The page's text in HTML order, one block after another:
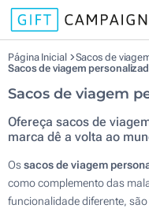
Página Inicial
Sacos de
Sacos de viagem
Sacos de viagem
Ofereça sacos de
marca dê a volta ao
Ossacos de viagem
como complemento das
funcionalidade diferente,